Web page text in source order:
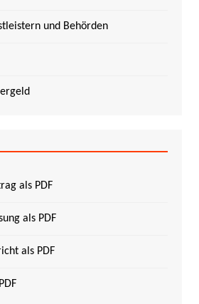
und Behörden
als PDF
als PDF
als PDF